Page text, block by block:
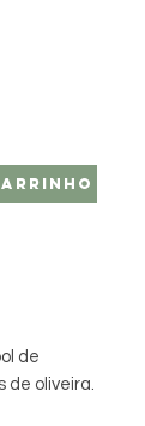
de
de oliveira.